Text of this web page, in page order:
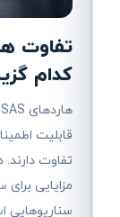
کدام
قابلیت
مزایایی